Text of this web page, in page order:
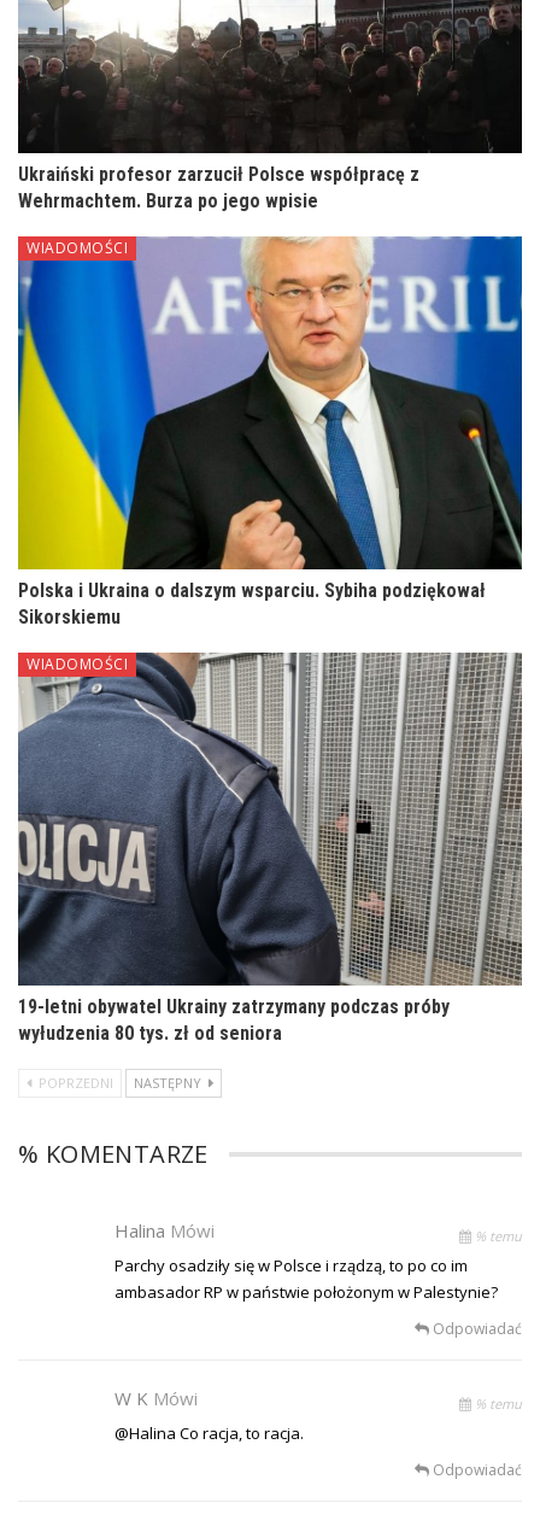
Ukraiński profesor zarzucił Polsce współpracę z
Wehrmachtem. Burza po jego wpisie
WIADOMOŚCI
Polska i Ukraina o dalszym wsparciu. Sybiha podziękował
Sikorskiemu
WIADOMOŚCI
19-letni obywatel Ukrainy zatrzymany podczas próby
wyłudzenia 80 tys. zł od seniora
POPRZEDNI NASTĘPNY
% KOMENTARZE
Halina Mówi % temu
Parchy osadziły się w Polsce i rządzą, to po co im
ambasador RP w państwie położonym w Palestynie?
Odpowiadać
W K Mówi % temu
@Halina Co racja, to racja.
Odpowiadać